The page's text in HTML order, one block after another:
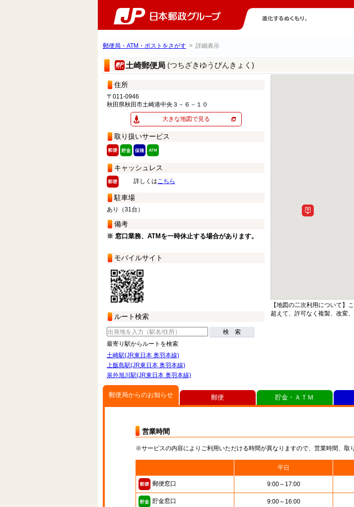
郵便局・ATM・ポストをさがす > 詳細表示
土崎郵便局 (つちざきゆうびんきょく)
住所
〒011-0946
秋田県秋田市土崎港中央３－６－１０
大きな地図で見る
取り扱いサービス
キャッシュレス
詳しくはこちら
駐車場
あり（31台）
備考
※ 窓口業務、ATMを一時休止する場合があります。
モバイルサイト
ルート検索
検 索
最寄り駅からルートを検索
土崎駅(JR東日本 奥羽本線)
上飯島駅(JR東日本 奥羽本線)
泉外旭川駅(JR東日本 奥羽本線)
【地図の二次利用について】
超えて、許可なく複製、改変
郵便局からのお知らせ
営業時間
※サービスの内容によりご利用いただける時間が異なりますので、営業時間、取
平日
郵便窓口 9:00～17:00
貯金窓口 9:00～16:00
郵便 貯金・ＡＴＭ